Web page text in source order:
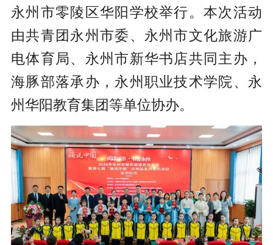
永州市零陵区华阳学校举行。本次活动
由共青团永州市委、永州市文化旅游广
电体育局、永州市新华书店共同主办，
海豚部落承办，永州职业技术学院、永
州华阳教育集团等单位协办。